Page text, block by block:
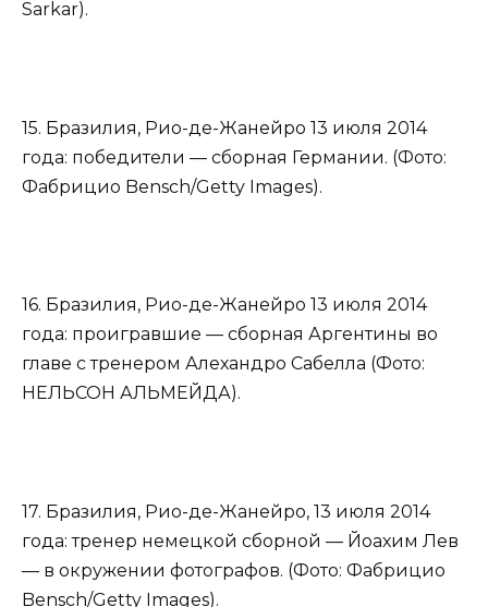
Sarkar).
15. Бразилия, Рио-де-Жанейро 13 июля 2014
года: победители — сборная Германии. (Фото:
Фабрицио Bensch/Getty Images).
16. Бразилия, Рио-де-Жанейро 13 июля 2014
года: проигравшие — сборная Аргентины во
главе с тренером Алехандро Сабелла (Фото:
НЕЛЬСОН АЛЬМЕЙДА).
17. Бразилия, Рио-де-Жанейро, 13 июля 2014
года: тренер немецкой сборной — Йоахим Лев
— в окружении фотографов. (Фото: Фабрицио
Bensch/Getty Images).